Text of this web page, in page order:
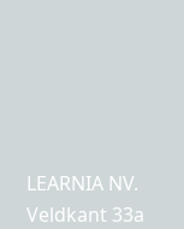
LEARNIA NV.
Veldkant 33a